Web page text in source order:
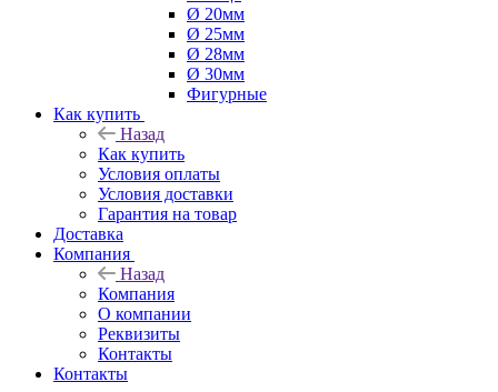
Ø 20мм
Ø 25мм
Ø 28мм
Ø 30мм
Фигурные
Как купить
Назад
Как купить
Условия оплаты
Условия доставки
Гарантия на товар
Доставка
Компания
Назад
Компания
О компании
Реквизиты
Контакты
Контакты